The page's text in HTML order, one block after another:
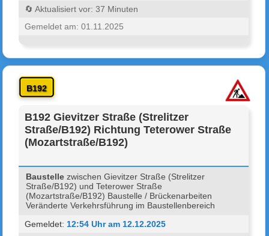
🔄 Aktualisiert vor: 37 Minuten
Gemeldet am: 01.11.2025
B192
B192 Gievitzer Straße (Strelitzer
Straße/B192) Richtung Teterower Straße
(Mozartstraße/B192)
Baustelle zwischen Gievitzer Straße (Strelitzer
Straße/B192) und Teterower Straße
(Mozartstraße/B192) Baustelle / Brückenarbeiten
Veränderte Verkehrsführung im Baustellenbereich
Gemeldet: 12:54 Uhr am 12.12.2025